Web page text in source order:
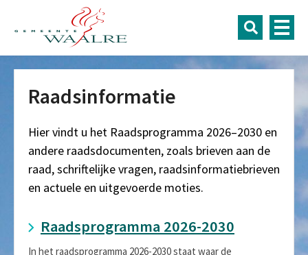
Raadsinformatie
Hier vindt u het Raadsprogramma 2026–2030 en
andere raadsdocumenten, zoals brieven aan de
raad, schriftelijke vragen, raadsinformatiebrieven
en actuele en uitgevoerde moties.
Raadsprogramma 2026-2030
In het raadsprogramma 2026-2030 staat waar de